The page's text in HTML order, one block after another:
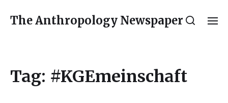
The Anthropology Newspaper
Tag: #KGEmeinschaft